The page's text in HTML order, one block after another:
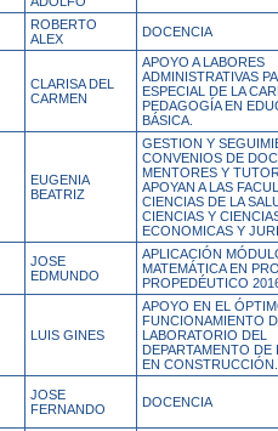
ROBERTO
ALEX
DOCENCIA
CLARISA DEL
CARMEN
APOYO A LABORES
ADMINISTRATIVAS
ESPECIAL DE LA
PEDAGOGÍA EN
BÁSICA.
EUGENIA
BEATRIZ
GESTION Y
CONVENIOS DE
MENTORES Y
APOYAN A LAS
CIENCIAS DE LA
CIENCIAS Y
ECONOMICAS Y
JOSE
EDMUNDO
APLICACIÓN
MATEMÁTICA EN
PROPEDÉUTICO
LUIS GINES
APOYO EN EL
FUNCIONAMIENTO
LABORATORIO DEL
DEPARTAMENTO DE
EN CONSTRUCCIÓN.
JOSE
FERNANDO
DOCENCIA